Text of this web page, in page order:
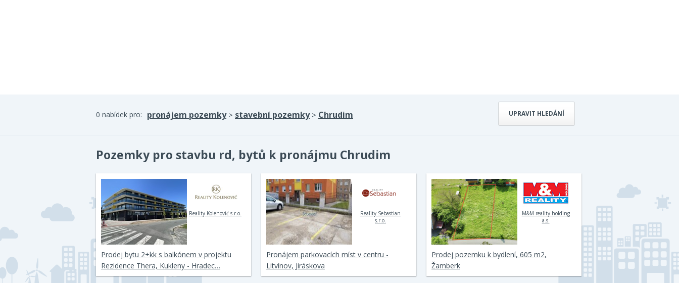
UPRAVIT HLEDÁNÍ
0 nabídek pro: pronájem pozemky> stavební pozemky> Chrudim
Pozemky pro stavbu rd, bytů k pronájmu Chrudim
Reality Kolenović s.r.o.
Prodej bytu 2+kk s balkónem v projektu
Rezidence Thera, Kukleny - Hradec…
Reality Sebastian
s.r.o.
Pronájem parkovacích míst v centru -
Litvínov, Jiráskova
M&M reality holding
a.s.
Prodej pozemku k bydlení, 605 m2,
Žamberk